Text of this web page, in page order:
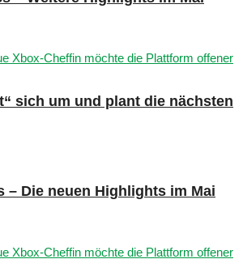
sich um und plant die nächsten
– Die neuen Highlights im Mai